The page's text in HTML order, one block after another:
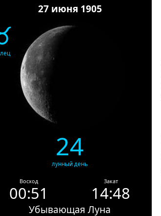
27 июня 1905
24
лунный день
Восход
00:51
Закат
14:48
Убывающая Луна